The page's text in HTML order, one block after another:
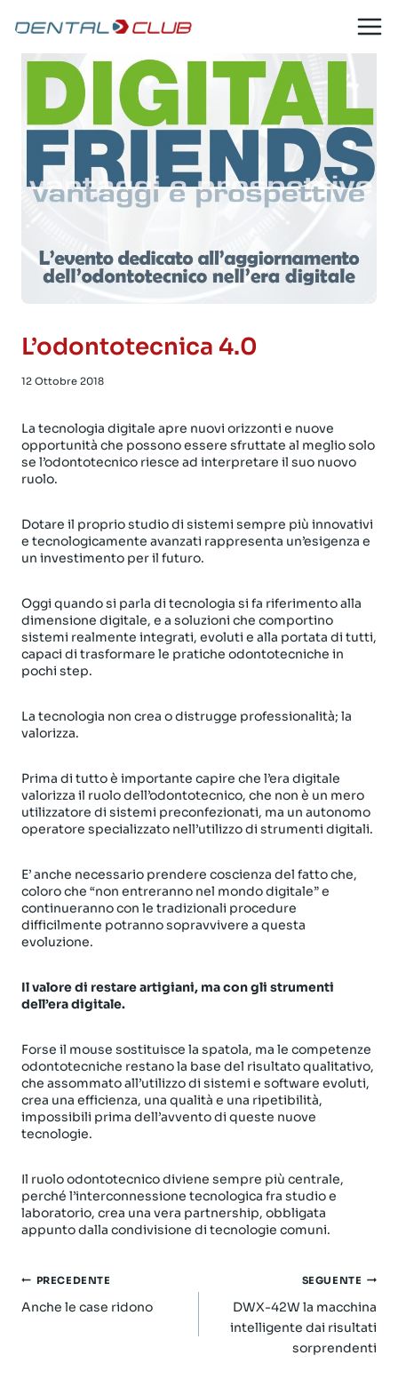
contenuto
L’odontotecnica 4.0
12 Ottobre 2018
La tecnologia digitale apre nuovi orizzonti e nuove
opportunità che possono essere sfruttate al meglio solo
se l’odontotecnico riesce ad interpretare il suo nuovo
ruolo.
Dotare il proprio studio di sistemi sempre più innovativi
e tecnologicamente avanzati rappresenta un’esigenza e
un investimento per il futuro.
Oggi quando si parla di tecnologia si fa riferimento alla
dimensione digitale, e a soluzioni che comportino
sistemi realmente integrati, evoluti e alla portata di tutti,
capaci di trasformare le pratiche odontotecniche in
pochi step.
La tecnologia non crea o distrugge professionalità; la
valorizza.
Prima di tutto è importante capire che l’era digitale
valorizza il ruolo dell’odontotecnico, che non è un mero
utilizzatore di sistemi preconfezionati, ma un autonomo
operatore specializzato nell’utilizzo di strumenti digitali.
E’ anche necessario prendere coscienza del fatto che,
coloro che “non entreranno nel mondo digitale” e
continueranno con le tradizionali procedure
difficilmente potranno sopravvivere a questa
evoluzione.
Il valore di restare artigiani, ma con gli strumenti
dell’era digitale.
Forse il mouse sostituisce la spatola, ma le competenze
odontotecniche restano la base del risultato qualitativo,
che assommato all’utilizzo di sistemi e software evoluti,
crea una efficienza, una qualità e una ripetibilità,
impossibili prima dell’avvento di queste nuove
tecnologie.
Il ruolo odontotecnico diviene sempre più centrale,
perché l’interconnessione tecnologica fra studio e
laboratorio, crea una vera partnership, obbligata
appunto dalla condivisione di tecnologie comuni.
Navigazione
articoli
PRECEDENTE
Anche le case ridono
SEGUENTE
DWX-42W la macchina
intelligente dai risultati
sorprendenti